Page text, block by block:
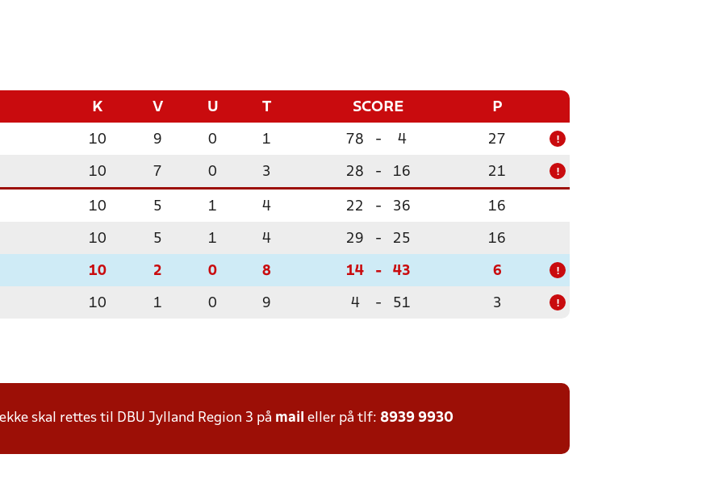
K V U T SCORE P
10 9 0 1 78 - 4 27 !
10 7 0 3 28 - 16 21 !
10 5 1 4 22 - 36 16
10 5 1 4 29 - 25 16
10 2 0 8 14 - 43 6 !
10 1 0 9 4 - 51 3 !
skal rettes til DBU Jylland Region 3 på mail eller på tlf: 8939 9930